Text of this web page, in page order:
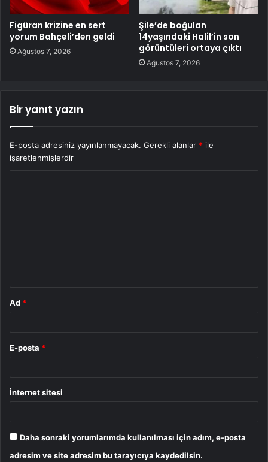
Figüran krizine en sert
yorum Bahçeli’den geldi
Ağustos 7, 2026
Şile’de boğulan
14yaşındaki Halil’in son
görüntüleri ortaya çıktı
Ağustos 7, 2026
Bir yanıt yazın
E-posta adresiniz yayınlanmayacak. Gerekli alanlar * ile
işaretlenmişlerdir
Ad *
E-posta *
İnternet sitesi
Daha sonraki yorumlarımda kullanılması için adım, e-posta
adresim ve site adresim bu tarayıcıya kaydedilsin.